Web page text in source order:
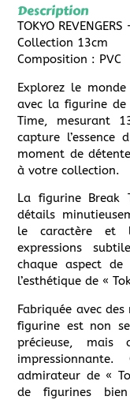
Description
TOKYO
Collection 13cm
Composition : PVC
Explorez le
avec la figurine de
Time, mesurant
capture l’essence
moment de
à votre collection.
La figurine Break
détails
le caractère et
expressions
chaque aspect
l’esthétique de «
Fabriquée avec
figurine est non
précieuse, mais
admirateur de «
de figurines